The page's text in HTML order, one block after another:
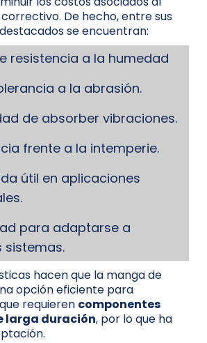
De hecho, entre sus
se encuentran:
resistencia a la humedad
a la abrasión.
de absorber vibraciones.
frente a la intemperie.
útil en aplicaciones
para adaptarse a
sistemas.
hacen que la manga de
opción eficiente para
requieren componentes
larga duración, por lo que ha